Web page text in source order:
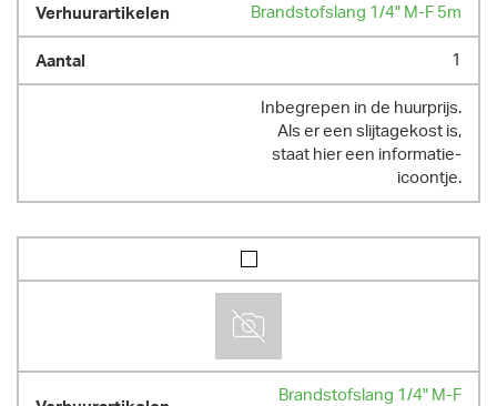
Brandstofslang 1/4" M-F 5m
1
Inbegrepen in de huurprijs.
Als er een slijtagekost is,
staat hier een informatie-
icoontje.
Brandstofslang 1/4" M-F